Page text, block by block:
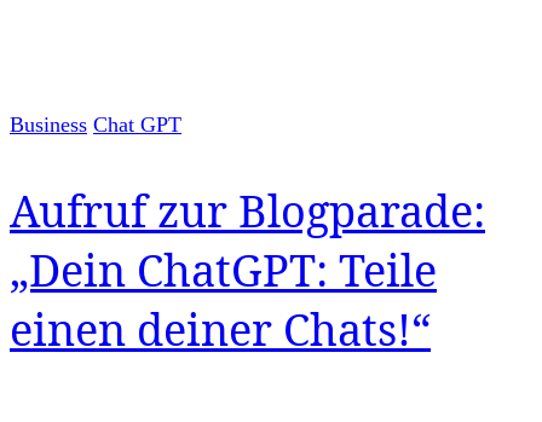
Business Chat GPT
Aufruf zur Blogparade:
„Dein ChatGPT: Teile
einen deiner Chats!“